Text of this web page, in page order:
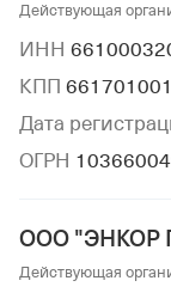
Действующая
ИНН
КПП 661701001
Дата
ОГРН
ООО "ЭНКОР
Действующая